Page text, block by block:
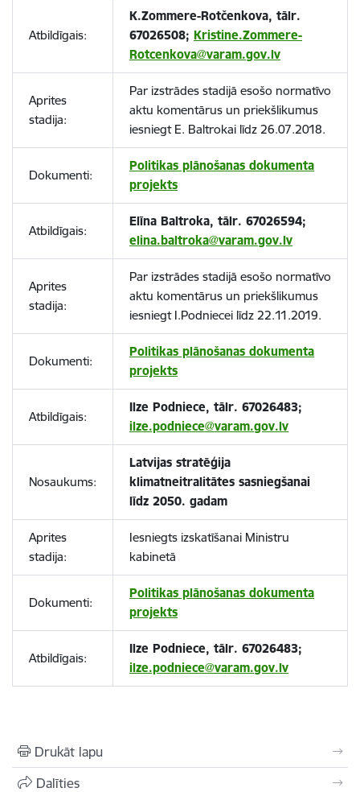
Atbildīgais:
K.Zommere-Rotčenkova, tālr.
67026508; Kristine.Zommere-
Rotcenkova@varam.gov.lv
Aprites
stadija:
Par izstrādes stadijā esošo normatīvo
aktu komentārus un priekšlikumus
iesniegt E. Baltrokai līdz 26.07.2018.
Dokumenti:
Politikas plānošanas dokumenta
projekts
Atbildīgais:
Elīna Baltroka, tālr. 67026594;
elina.baltroka@varam.gov.lv
Aprites
stadija:
Par izstrādes stadijā esošo normatīvo
aktu komentārus un priekšlikumus
iesniegt I.Podniecei līdz 22.11.2019.
Dokumenti:
Politikas plānošanas dokumenta
projekts
Atbildīgais:
Ilze Podniece, tālr. 67026483;
ilze.podniece@varam.gov.lv
Nosaukums:
Latvijas stratēģija
klimatneitralitātes sasniegšanai
līdz 2050. gadam
Aprites
stadija:
Iesniegts izskatīšanai Ministru
kabinetā
Dokumenti:
Politikas plānošanas dokumenta
projekts
Atbildīgais:
Ilze Podniece, tālr. 67026483;
ilze.podniece@varam.gov.lv
Drukāt lapu
Dalīties